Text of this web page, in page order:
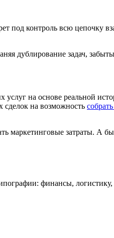
под контроль всю цепочку
дублирование задач,
на основе реальной
сделок на возможность
маркетинговые затраты. А
финансы, логистику,